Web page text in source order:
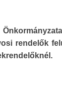
rendelők